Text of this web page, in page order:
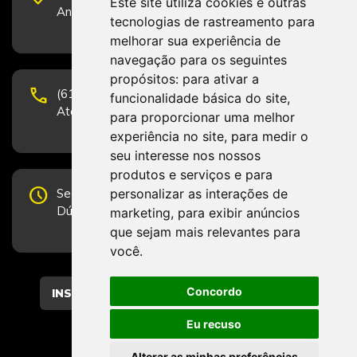
tecnologias de rastreamento para
melhorar sua experiência de
navegação para os seguintes
propósitos: para ativar a
funcionalidade básica do site,
para proporcionar uma melhor
experiência no site, para medir o
seu interesse nos nossos
produtos e serviços e para
personalizar as interações de
marketing, para exibir anúncios
que sejam mais relevantes para
você.
Concordo
Eu recuso
Andar, Sala 2001 - CEP 70322-915 - Brasília/DF
phone
(61) 3223-1652 e (61) 98131-3801.
Atendimento por telefone em horário comercial
schedule Segunda-feira a Sexta-feira de 12h às 19h.
Dúvidas e sugestões pelo Fale Conosco.